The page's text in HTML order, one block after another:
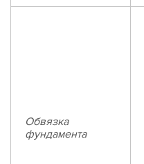
Обвязка
фундамента